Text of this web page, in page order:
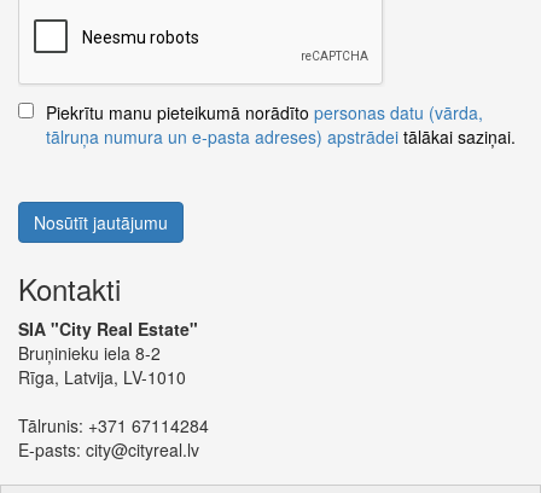
Piekrītu manu pieteikumā norādīto personas datu (vārda,
tālruņa numura un e-pasta adreses) apstrādei tālākai saziņai.
Nosūtīt jautājumu
Kontakti
SIA "City Real Estate"
Bruņinieku iela 8-2
Rīga, Latvija, LV-1010
Tālrunis: +371 67114284
E-pasts: city@cityreal.lv